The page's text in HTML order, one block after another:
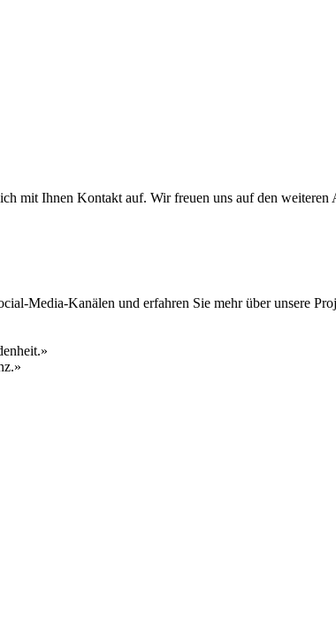
mit Ihnen Kontakt auf. Wir freuen uns auf den weiteren
Media-Kanälen und erfahren Sie mehr über unsere